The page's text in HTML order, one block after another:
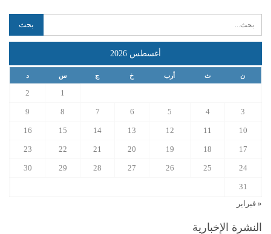
أغسطس 2026
ن ث أرب خ ج س د
1
2
3
4
5
6
7
8
9
10
11
12
13
14
15
16
17
18
19
20
21
22
23
24
25
26
27
28
29
30
31
« فبراير
النشرة الإخبارية